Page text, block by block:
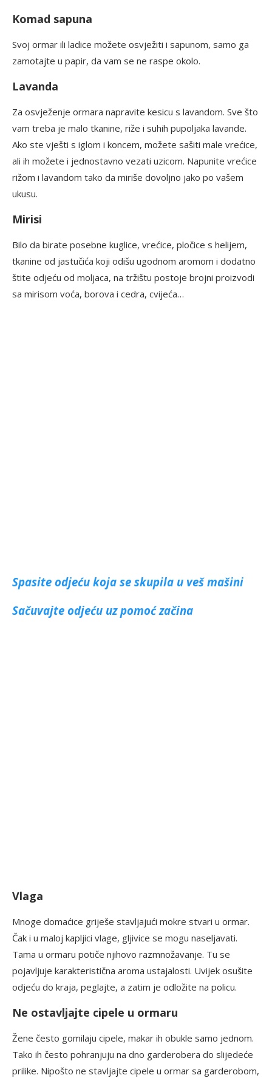
Komad sapuna
Svoj ormar ili ladice možete osvježiti i sapunom, samo ga
zamotajte u papir, da vam se ne raspe okolo.
Lavanda
Za osvježenje ormara napravite kesicu s lavandom. Sve što
vam treba je malo tkanine, riže i suhih pupoljaka lavande.
Ako ste vješti s iglom i koncem, možete sašiti male vrećice,
ali ih možete i jednostavno vezati uzicom. Napunite vrećice
rižom i lavandom tako da miriše dovoljno jako po vašem
ukusu.
Mirisi
Bilo da birate posebne kuglice, vrećice, pločice s helijem,
tkanine od jastučića koji odišu ugodnom aromom i dodatno
štite odjeću od moljaca, na tržištu postoje brojni proizvodi
sa mirisom voća, borova i cedra, cvijeća…
Spasite odjeću koja se skupila u veš mašini
Sačuvajte odjeću uz pomoć začina
Vlaga
Mnoge domaćice griješe stavljajući mokre stvari u ormar.
Čak i u maloj kapljici vlage, gljivice se mogu naseljavati.
Tama u ormaru potiče njihovo razmnožavanje. Tu se
pojavljuje karakteristična aroma ustajalosti. Uvijek osušite
odjeću do kraja, peglajte, a zatim je odložite na policu.
Ne ostavljajte cipele u ormaru
Žene često gomilaju cipele, makar ih obukle samo jednom.
Tako ih često pohranjuju na dno garderobera do slijedeće
prilike. Nipošto ne stavljajte cipele u ormar sa garderobom,